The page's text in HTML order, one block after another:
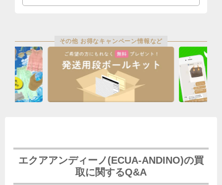
その他 お得なキャンペーン情報など
エクアアンディーノ(ECUA-ANDINO)の買
取に関するQ&A